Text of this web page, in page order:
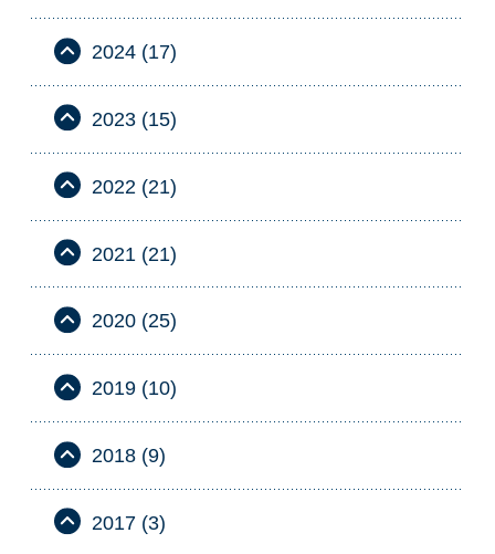
2024 (17)
2023 (15)
2022 (21)
2021 (21)
2020 (25)
2019 (10)
2018 (9)
2017 (3)